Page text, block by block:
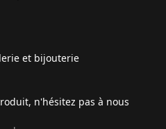
et bijouterie
n'hésitez pas à nous